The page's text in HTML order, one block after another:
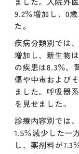
9.2％増加し、0
た。
疾病分類別では
増加し、新生物
の疾患は8.3％、
傷や中毒および
ました。呼吸器
を見せました。
診療内容別では
1.5％減少した一
し、薬剤料が7.3